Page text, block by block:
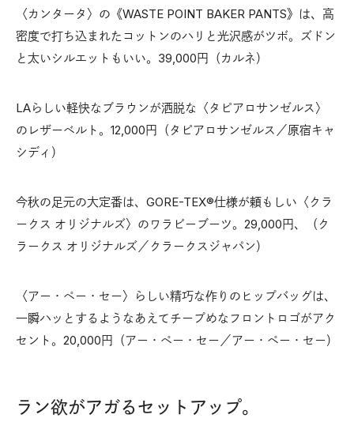
〈カンタータ〉の《WASTE POINT BAKER PANTS》は、高
密度で打ち込まれたコットンのハリと光沢感がツボ。ズドン
と太いシルエットもいい。39,000円（カルネ）
LAらしい軽快なブラウンが洒脱な〈タピアロサンゼルス〉
のレザーベルト。12,000円（タピアロサンゼルス／原宿キャ
シディ）
今秋の足元の大定番は、GORE-TEX®仕様が頼もしい〈クラ
ークス オリジナルズ〉のワラビーブーツ。29,000円、（ク
ラークス オリジナルズ／クラークスジャパン）
〈アー・ペー・セー〉らしい精巧な作りのヒップバッグは、
一瞬ハッとするようなあえてチープめなフロントロゴがアク
セント。20,000円（アー・ペー・セー／アー・ペー・セー）
ラン欲がアガるセットアップ。